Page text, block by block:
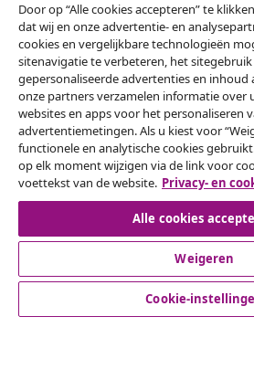
Onze sociale media
Herroeping van de
Een annulering voor je bestelling
Herroeping van de
Klantenservice
Door op “Alle cookies accepteren” te
dat wij en onze advertentie- en
cookies en vergelijkbare technologieën
sitenavigatie te verbeteren, het sitegebruik
gepersonaliseerde advertenties en inhoud
onze partners verzamelen informatie over
websites en apps voor het personaliseren
advertentiemetingen. Als u kiest voor
functionele en analytische cookies
op elk moment wijzigen via de link voor
voettekst van de website. Privacy- en
Alle cookies
Weigeren
Cookie-